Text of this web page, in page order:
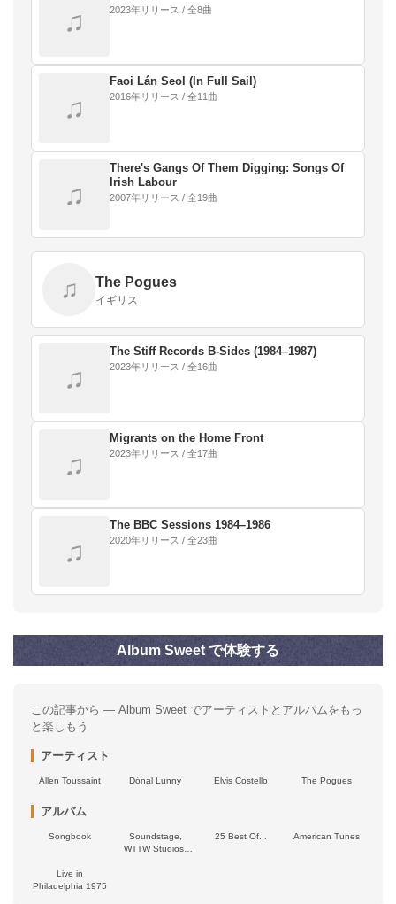
♫ 2023年リリース / 全8曲
♫
Faoi Lán Seol (In Full Sail)
2016年リリース / 全11曲
♫
There's Gangs Of Them Digging: Songs Of
Irish Labour
2007年リリース / 全19曲
♫ The Pogues
イギリス
♫
The Stiff Records B‐Sides (1984–1987)
2023年リリース / 全16曲
♫
Migrants on the Home Front
2023年リリース / 全17曲
♫
The BBC Sessions 1984–1986
2020年リリース / 全23曲
Album Sweet で体験する
この記事から — Album Sweet でアーティストとアルバムをもっ
と楽しもう
アーティスト
Allen Toussaint Dónal Lunny Elvis Costello The Pogues
アルバム
Songbook
Soundstage,
WTTW Studios,
25 Best Of... American Tunes
Live in
Philadelphia 1975